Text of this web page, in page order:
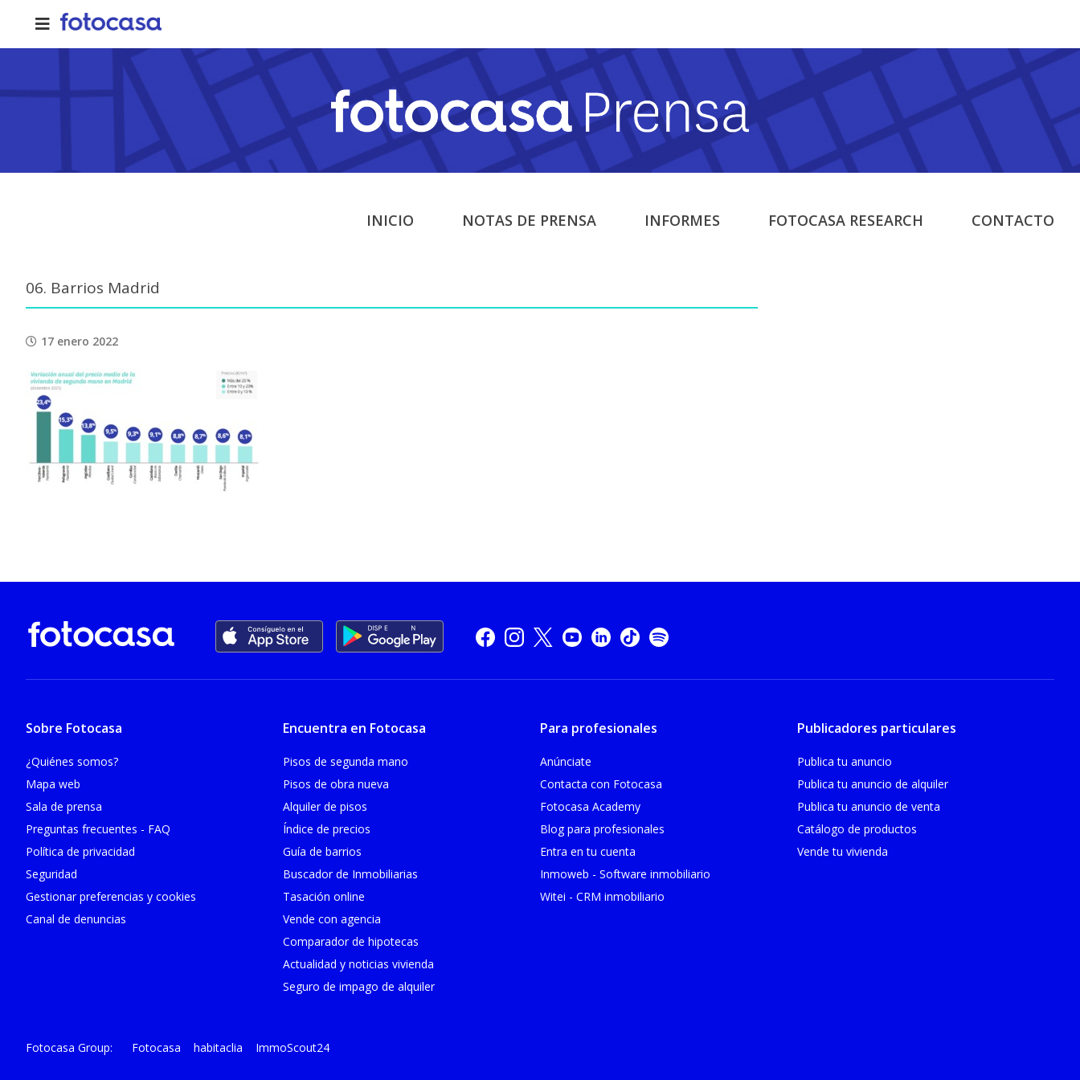
content
INICIO NOTAS DE PRENSA INFORMES FOTOCASA RESEARCH CONTACTO
06. Barrios Madrid
17 enero 2022
Sobre Fotocasa
¿Quiénes somos?
Mapa web
Sala de prensa
Preguntas frecuentes - FAQ
Política de privacidad
Seguridad
Gestionar preferencias y cookies
Canal de denuncias
Encuentra en Fotocasa
Pisos de segunda mano
Pisos de obra nueva
Alquiler de pisos
Índice de precios
Guía de barrios
Buscador de Inmobiliarias
Tasación online
Vende con agencia
Comparador de hipotecas
Actualidad y noticias vivienda
Seguro de impago de alquiler
Para profesionales
Anúnciate
Contacta con Fotocasa
Fotocasa Academy
Blog para profesionales
Entra en tu cuenta
Inmoweb - Software inmobiliario
Witei - CRM inmobiliario
Publicadores particulares
Publica tu anuncio
Publica tu anuncio de alquiler
Publica tu anuncio de venta
Catálogo de productos
Vende tu vivienda
Fotocasa Group Fotocasa habitaclia ImmoScout24